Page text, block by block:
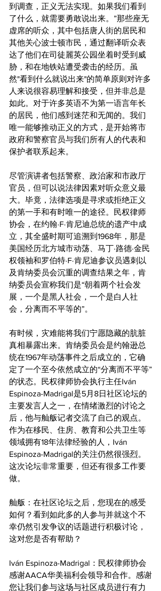
到调查，正义无法实现。如果我们看到
了什么，就需要勇敢说出来。”那些座无
虚席的听众，其中包括唐人街的居民和
其他关心波士顿市民，通过翻译听众表
达了他们在司徒麗英公园坐着时受到威
胁，和在地铁站遭受袭击的经历。虽
然"看到什么就说出来"的简单原则对许多
人来说很容易理解和接受，但并非总是
如此。对于许多英语不为第一语言年长
的居民，他们感到迷茫和无闻的。我们
唯一能够推动正义的方式，是开始将市
政府和警察官员与我们所有人的代表和
保护者联系起来。
尽管演讲者包括警察、政治家和市政厅
官员，但可以说法律因素对听众意义最
大。毕竟，法律选项是寻求或拒绝正义
的第一手和有时唯一的途径。民权律师
协会，在约翰·F·肯尼迪总统的遗产中成
立，其全盛时期可追溯到1968年，那是
美国经历北方城市动荡、马丁·路德·金民
权领袖和罗伯特·F·肯尼迪参议员遇刺以
及肯纳委员会沉重的调查结果之年，肯
纳委员会宣称我们是“朝着两个社会发
展，一个是黑人社会，一个是白人社
会，分离而不平等的”。
有时候，灾难能将我们宁愿隐藏的肮脏
真相暴露出来。肯纳委员会是约翰逊总
统在1967年动荡事件之后成立的，它确
定了一个至今依然成立的“分离而不平等”
的状态。民权律师协会执行主任Iván
Espinoza-Madrigal是5月8日社区论坛的
主要发言人之一，在情绪激烈的讨论之
后，他与舢舨记者交流了自己的观点。
作为在移民、住房、教育和公共卫生等
领域拥有18年法律经验的人，Iván
Espinoza-Madrigal的关注仍然很强烈。
这次论坛非常重要，但还有很多工作要
做。
舢舨：在社区论坛之后，您现在的感受
如何？看到如此多的人参与并就这个不
幸仍然引发争议的话题进行积极讨论，
这对您是否有帮助？
Iván Espinoza-Madrigal：民权律师协会
感谢AACA华美福利会领导和合作。感谢
您让我们参与这场与社区成员进行有力